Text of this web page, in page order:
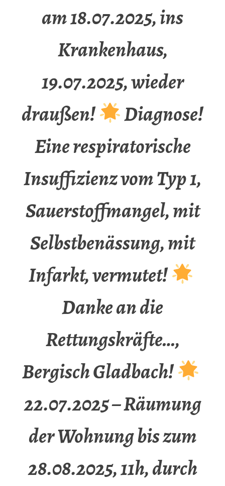
am 18.07.2025, ins
Krankenhaus,
19.07.2025, wieder
draußen!
Diagnose!
Eine respiratorische
Insuffizienz vom Typ 1,
Sauerstoffmangel, mit
Selbstbenässung, mit
Infarkt, vermutet!
Danke an die
Rettungskräfte…,
Bergisch Gladbach!
22.07.2025 – Räumung
der Wohnung bis zum
28.08.2025, 11h, durch